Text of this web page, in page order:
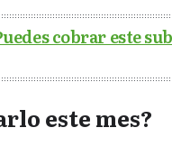
cobrar este
este mes?